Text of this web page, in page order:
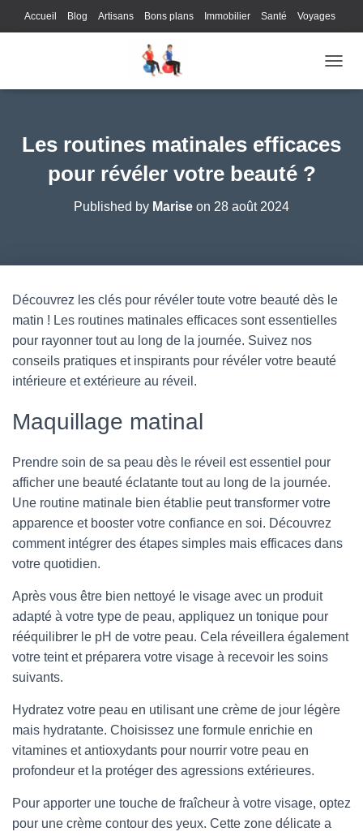
Accueil Blog Artisans Bons plans Immobilier Santé Voyages
Loisirs
Les routines matinales efficaces
pour révéler votre beauté ?
Published by Marise on 28 août 2024
Découvrez les clés pour révéler toute votre beauté dès le
matin ! Les routines matinales efficaces sont essentielles
pour rayonner tout au long de la journée. Suivez nos
conseils pratiques et inspirants pour révéler votre beauté
intérieure et extérieure au réveil.
Maquillage matinal
Prendre soin de sa peau dès le réveil est essentiel pour
afficher une beauté éclatante tout au long de la journée.
Une routine matinale bien établie peut transformer votre
apparence et booster votre confiance en soi. Découvrez
comment intégrer des étapes simples mais efficaces dans
votre quotidien.
Après vous être bien nettoyé le visage avec un produit
adapté à votre type de peau, appliquez un tonique pour
rééquilibrer le pH de votre peau. Cela réveillera également
votre teint et préparera votre visage à recevoir les soins
suivants.
Hydratez votre peau en utilisant une crème de jour légère
mais hydratante. Choisissez une formule enrichie en
vitamines et antioxydants pour nourrir votre peau en
profondeur et la protéger des agressions extérieures.
Pour apporter une touche de fraîcheur à votre visage, optez
pour une crème contour des yeux. Cette zone délicate a